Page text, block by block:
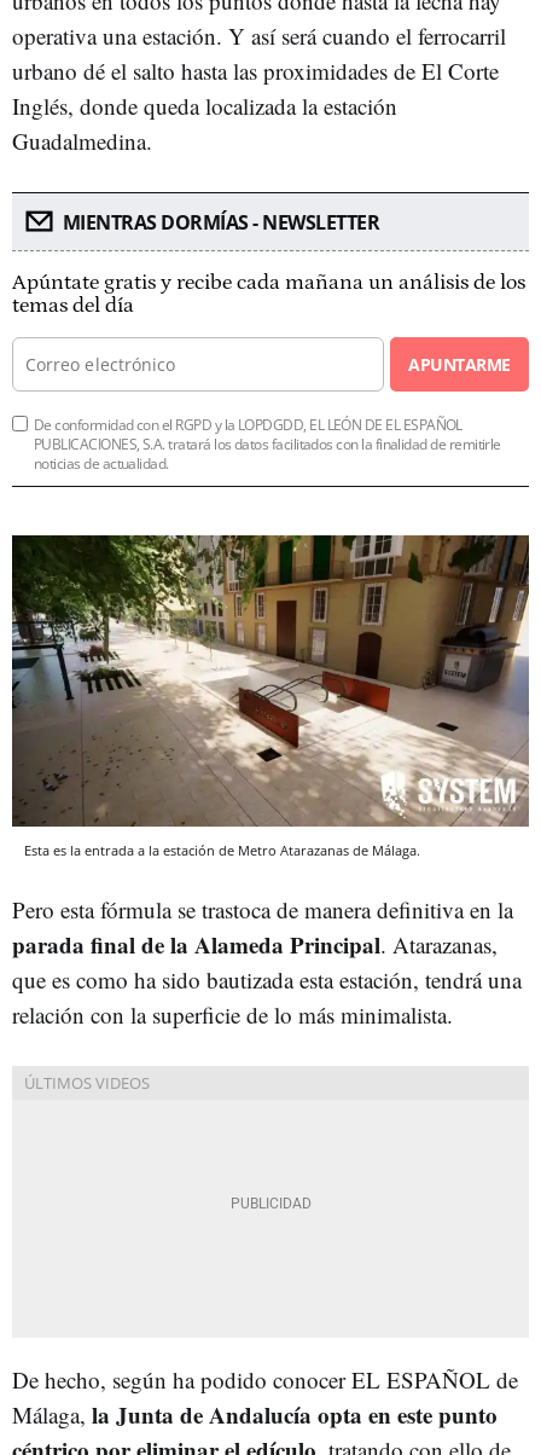
operativa una estación. Y así será cuando el ferrocarril
urbano dé el salto hasta las proximidades de El Corte
Inglés, donde queda localizada la estación
Guadalmedina.
MIENTRAS DORMÍAS - NEWSLETTER
Apúntate gratis y recibe cada mañana un análisis de los
temas del día
APUNTARME
De conformidad con el RGPD y la LOPDGDD, EL LEÓN DE EL ESPAÑOL
PUBLICACIONES, S.A. tratará los datos facilitados con la finalidad de remitirle
noticias de actualidad.
Esta es la entrada a la estación de Metro Atarazanas de Málaga.
Pero esta fórmula se trastoca de manera definitiva en la
parada final de la Alameda Principal. Atarazanas,
que es como ha sido bautizada esta estación, tendrá una
relación con la superficie de lo más minimalista.
De hecho, según ha podido conocer EL ESPAÑOL de
Málaga, la Junta de Andalucía opta en este punto